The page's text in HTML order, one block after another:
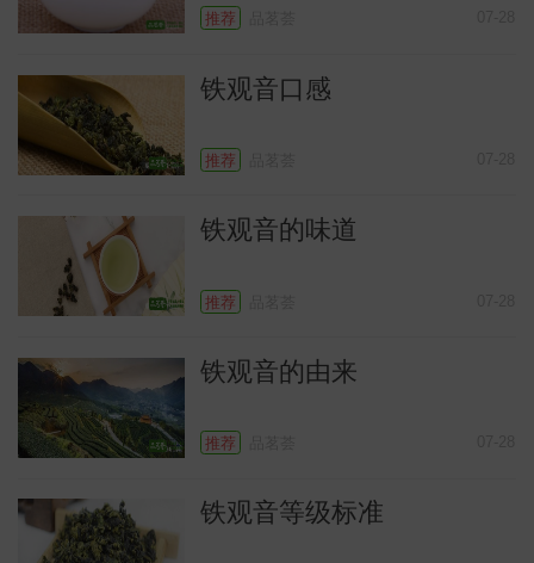
推荐
铁观音口感
推荐
铁观音的味道
推荐
铁观音的由来
推荐
铁观音等级标准